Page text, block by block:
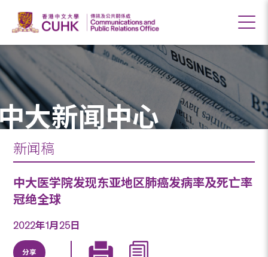
大新闻中心
新闻稿
中大医学院发现东亚地区肺癌发病率及死亡率
冠绝全球
2022年1月25日
分享